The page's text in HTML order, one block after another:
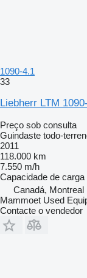
1090-4.1
33
Liebherr LTM
Preço sob consulta
Guindaste todo-
2011
118.000 km
7.550 m/h
Capacidade de carga
Canadá, Montreal
Mammoet Used
Contacte o vendedor